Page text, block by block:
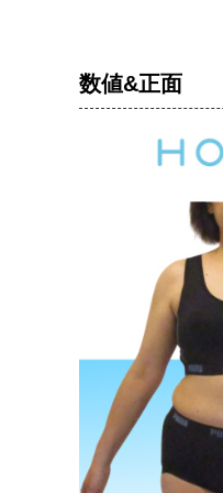
数値&正面